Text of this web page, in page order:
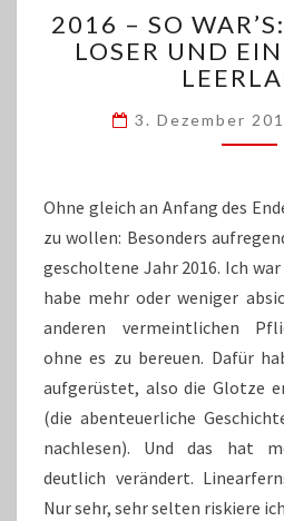
–
SO
UND
2016 – SO
LOSER UND
3. Dezember
Ohne gleich an Anfang des
zu wollen: Besonders
gescholtene Jahr 2016. Ich
habe mehr oder weniger
anderen vermeintlichen
ohne es zu bereuen. Dafür
aufgerüstet, also die Glotze
(die abenteuerliche
nachlesen). Und das hat
deutlich verändert.
Nur sehr, sehr selten riskiere